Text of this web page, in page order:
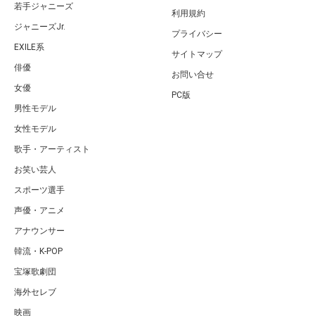
若手ジャニーズ
ジャニーズJr.
EXILE系
俳優
女優
男性モデル
女性モデル
歌手・アーティスト
お笑い芸人
スポーツ選手
声優・アニメ
アナウンサー
韓流・K-POP
宝塚歌劇団
海外セレブ
映画
利用規約
プライバシー
サイトマップ
お問い合せ
PC版